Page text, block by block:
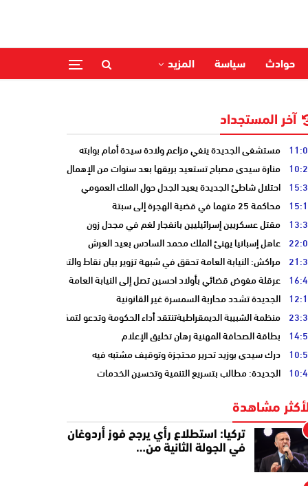
حوادث سياسة المزيد
آخر المستجداد
مستشفى الجديدة ينفي مزاعم ولادة سيدة أمام بوابته
منارة سيدي مصباح تستعيد بريقها بعد سنوات من الإهمال
احتلال شاطئ الجديدة يعيد الجدل حول الملك العمومي
محاكمة 25 متهما في قضية الهجرة إلى سبتة
مقتل عسكريين إسرائيليين بانفجار لغم في مجدل زون
عاهل إسبانيا يهنئ الملك محمد السادس بعيد العرش
مراكش: النيابة العامة تحقق في شبهة تزوير بيان نقاط والتشهير بطالب
عرقلة مفوض قضائي بأولاد احسين تصل إلى النيابة العامة
الجديدة تشدد محاربة السمسرة غير القانونية
منظمة الشبيبة الديمقراطيةتنتقد أداء الحكومة وتدعو لتمكين الشباب
بطاقة الصحافة المهنية رهان تخليق الإعلام
درك سيدي بوزيد تحرير محتجزة وتوقيف مشتبه فيه
الجديدة: مطالب بتسريع التنمية وتحسين الخدمات
مشاهدة
تركيا: استطلاع رأي يرجح فوز أردوغان
في الجولة الثانية من…